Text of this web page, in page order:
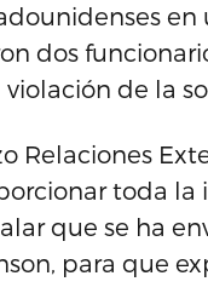
dos
de la
Relaciones
toda
que se ha
para que